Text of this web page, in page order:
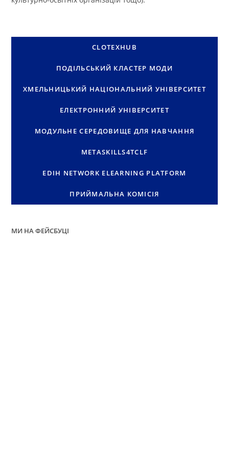
CLOTEXHUB
ПОДІЛЬСЬКИЙ КЛАСТЕР МОДИ
ХМЕЛЬНИЦЬКИЙ НАЦІОНАЛЬНИЙ УНІВЕРСИТЕТ
ЕЛЕКТРОННИЙ УНІВЕРСИТЕТ
МОДУЛЬНЕ СЕРЕДОВИЩЕ ДЛЯ НАВЧАННЯ
METASKILLS4TCLF
EDIH NETWORK ELEARNING PLATFORM
ПРИЙМАЛЬНА КОМІСІЯ
МИ НА ФЕЙСБУЦІ